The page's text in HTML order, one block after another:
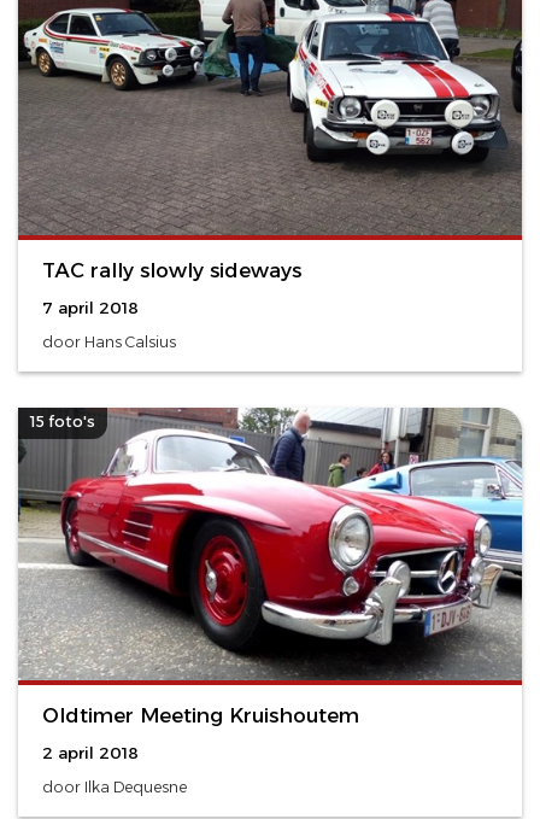
TAC rally slowly sideways
7 april 2018
door Hans Calsius
15 foto's
Oldtimer Meeting Kruishoutem
2 april 2018
door Ilka Dequesne